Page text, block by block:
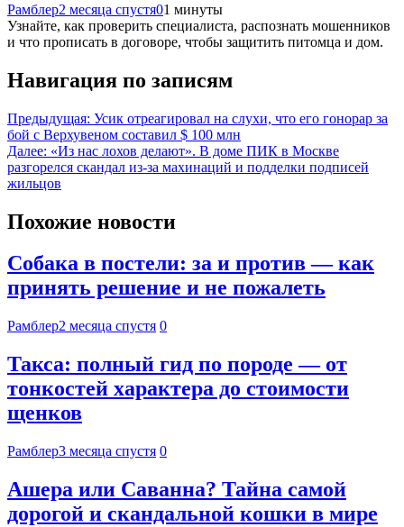
Рамблер2 месяца спустя01 минуты
Узнайте, как проверить специалиста, распознать мошенников
и что прописать в договоре, чтобы защитить питомца и дом.
Навигация по записям
Предыдущая: Усик отреагировал на слухи, что его гонорар за
бой с Верхувеном составил $ 100 млн
Далее: «Из нас лохов делают». В доме ПИК в Москве
разгорелся скандал из-за махинаций и подделки подписей
жильцов
Похожие новости
Собака в постели: за и против — как
принять решение и не пожалеть
Рамблер2 месяца спустя 0
Такса: полный гид по породе — от
тонкостей характера до стоимости
щенков
Рамблер3 месяца спустя 0
Ашера или Саванна? Тайна самой
дорогой и скандальной кошки в мире